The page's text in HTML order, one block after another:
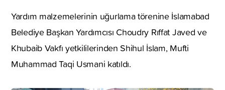
Yardım malzemelerinin uğurlama törenine İslamabad
Belediye Başkan Yardımcısı Choudry Rıffat Javed ve
Khubaib Vakfı yetkililerinden Shihul İslam, Mufti
Muhammad Taqi Usmani katıldı.